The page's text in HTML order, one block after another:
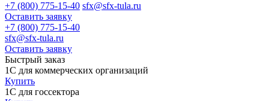
+7 (800) 775-15-40 sfx@sfx-tula.ru
Оставить заявку
+7 (800) 775-15-40
sfx@sfx-tula.ru
Оставить заявку
Быстрый заказ
1С для коммерческих организаций
Купить
1С для госсектора